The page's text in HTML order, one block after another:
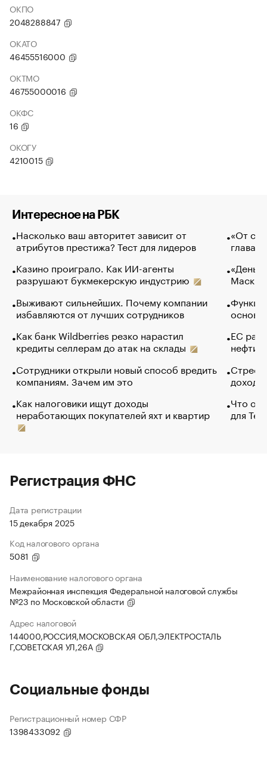
ОКПО
2048288847
ОКАТО
46455516000
ОКТМО
46755000016
ОКФС
16
ОКОГУ
4210015
Интересное на РБК
Насколько ваш авторитет зависит от
атрибутов престижа? Тест для лидеров
Казино проиграло. Как ИИ-агенты
разрушают букмекерскую индустрию
Выживают сильнейших. Почему компании
избавляются от лучших сотрудников
Как банк Wildberries резко нарастил
кредиты селлерам до атак на склады
Сотрудники открыли новый способ вредить
компаниям. Зачем им это
Как налоговики ищут доходы
неработающих покупателей яхт и квартир
«От
глава
Маск в
основ
ЕС
нефти
Что
для
Регистрация ФНС
Дата регистрации
15 декабря 2025
Код налогового органа
5081
Наименование налогового органа
Межрайонная инспекция Федеральной налоговой службы
№23 по Московской области
Адрес налоговой
144000,РОССИЯ,МОСКОВСКАЯ ОБЛ,ЭЛЕКТРОСТАЛЬ
Г,СОВЕТСКАЯ УЛ,26А
Социальные фонды
Регистрационный номер СФР
1398433092